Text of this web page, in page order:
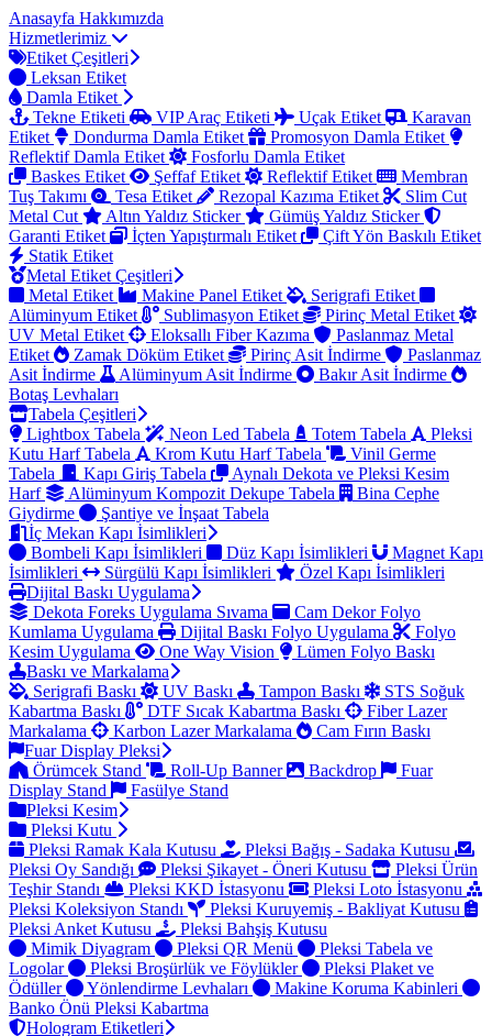
Anasayfa Hakkımızda
Hizmetlerimiz
Etiket Çeşitleri
Leksan Etiket
Damla Etiket
Tekne Etiketi
VIP Araç Etiketi Uçak Etiket
Karavan
Etiket
Dondurma Damla Etiket
Promosyon Damla Etiket
Reflektif Damla Etiket
Fosforlu Damla Etiket
Baskes Etiket
Şeffaf Etiket Reflektif Etiket
Membran
Tuş Takımı
Tesa Etiket Rezopal Kazıma Etiket
Slim Cut
Metal Cut
Altın Yaldız Sticker
Gümüş Yaldız Sticker
Garanti Etiket
İçten Yapıştırmalı Etiket
Çift Yön Baskılı Etiket
Statik Etiket
Metal Etiket Çeşitleri
Metal Etiket
Makine Panel Etiket
Serigrafi Etiket
Alüminyum Etiket
Sublimasyon Etiket
Pirinç Metal Etiket
UV Metal Etiket
Eloksallı Fiber Kazıma
Paslanmaz Metal
Etiket
Zamak Döküm Etiket Pirinç Asit İndirme
Paslanmaz
Asit İndirme
Alüminyum Asit İndirme
Bakır Asit İndirme
Botaş Levhaları
Tabela Çeşitleri
Lightbox Tabela
Neon Led Tabela Totem Tabela
Pleksi
Kutu Harf Tabela
Krom Kutu Harf Tabela
Vinil Germe
Tabela
Kapı Giriş Tabela
Aynalı Dekota ve Pleksi Kesim
Harf
Alüminyum Kompozit Dekupe Tabela
Bina Cephe
Giydirme
Şantiye ve İnşaat Tabela
İç Mekan Kapı İsimlikleri
Bombeli Kapı İsimlikleri
Düz Kapı İsimlikleri
Magnet Kapı
İsimlikleri
Sürgülü Kapı İsimlikleri
Özel Kapı İsimlikleri
Dijital Baskı Uygulama
Dekota Foreks Uygulama Sıvama
Cam Dekor Folyo
Kumlama Uygulama
Dijital Baskı Folyo Uygulama
Folyo
Kesim Uygulama
One Way Vision
Lümen Folyo Baskı
Baskı ve Markalama
Serigrafi Baskı
UV Baskı Tampon Baskı
STS Soğuk
Kabartma Baskı
DTF Sıcak Kabartma Baskı
Fiber Lazer
Markalama
Karbon Lazer Markalama
Cam Fırın Baskı
Fuar Display Pleksi
Örümcek Stand
Roll-Up Banner Backdrop
Fuar
Display Stand
Fasülye Stand
Pleksi Kesim
Pleksi Kutu
Pleksi Ramak Kala Kutusu
Pleksi Bağış - Sadaka Kutusu
Pleksi Oy Sandığı
Pleksi Şikayet - Öneri Kutusu
Pleksi Ürün
Teşhir Standı
Pleksi KKD İstasyonu
Pleksi Loto İstasyonu
Pleksi Koleksiyon Standı
Pleksi Kuruyemiş - Bakliyat Kutusu
Pleksi Anket Kutusu
Pleksi Bahşiş Kutusu
Mimik Diyagram
Pleksi QR Menü
Pleksi Tabela ve
Logolar
Pleksi Broşürlük ve Föylükler
Pleksi Plaket ve
Ödüller
Yönlendirme Levhaları
Makine Koruma Kabinleri
Banko Önü Pleksi Kabartma
Hologram Etiketleri